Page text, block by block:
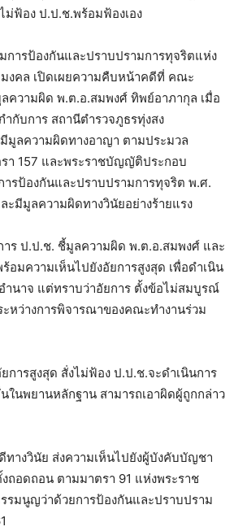
ม่ฟ้อง ป.ป.ช.พร้อมฟ้องเอง
การป้องกันและปราบปรามการทุจริตแห่ง
งคล เปิดเผยความคืบหน้าคดีที่ คณะ
ความผิด พ.ต.อ.สมพงศ์ ทิพย์อาภากุล เมื่อ
ำกับการ สถานีตำรวจภูธรทุ่งสง
มูลความผิดทางอาญา ตามประมวล
า 157 และพระราชบัญญัติประกอบ
รป้องกันและปราบปรามการทุจริต พ.ศ.
ะมีมูลความผิดทางวินัยอย่างร้ายแรง
ร ป.ป.ช. ชี้มูลความผิด พ.ต.อ.สมพงศ์ และ
ร้อมความเห็นไปยังอัยการสูงสุด เพื่อดำเนิน
นาจ แต่ทราบว่าอัยการ ตั้งข้อไม่สมบูรณ์
หว่างการพิจารณาของคณะทำงานร่วม
การสูงสุด สั่งไม่ฟ้อง ป.ป.ช.จะดำเนินการ
นในพยานหลักฐาน สามารถเอาผิดผู้ถูกกล่าว
างวินัย ส่งความเห็นไปยังผู้บังคับบัญชา
ถอดถอน ตามมาตรา 91 แห่งพระราช
มนูญว่าด้วยการป้องกันและปราบปราม